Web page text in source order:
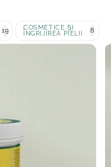
19 COSMETICE ȘI
ÎNGRIJIREA PIELII 8